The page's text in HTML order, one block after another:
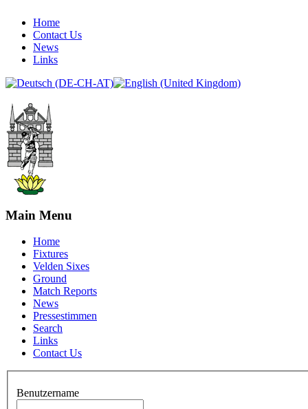
Home
Contact Us
News
Links
Main Menu
Home
Fixtures
Velden Sixes
Ground
Match Reports
News
Pressestimmen
Search
Links
Contact Us
Benutzername